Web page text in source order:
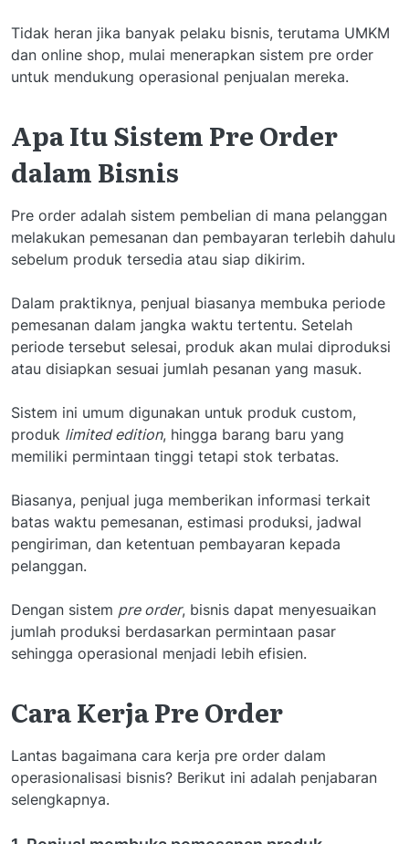
Tidak heran jika banyak pelaku bisnis, terutama UMKM
dan online shop, mulai menerapkan sistem pre order
untuk mendukung operasional penjualan mereka.
Apa Itu Sistem Pre Order
dalam Bisnis
Pre order adalah sistem pembelian di mana pelanggan
melakukan pemesanan dan pembayaran terlebih dahulu
sebelum produk tersedia atau siap dikirim.
Dalam praktiknya, penjual biasanya membuka periode
pemesanan dalam jangka waktu tertentu. Setelah
periode tersebut selesai, produk akan mulai diproduksi
atau disiapkan sesuai jumlah pesanan yang masuk.
Sistem ini umum digunakan untuk produk custom,
produk limited edition, hingga barang baru yang
memiliki permintaan tinggi tetapi stok terbatas.
Biasanya, penjual juga memberikan informasi terkait
batas waktu pemesanan, estimasi produksi, jadwal
pengiriman, dan ketentuan pembayaran kepada
pelanggan.
Dengan sistem pre order, bisnis dapat menyesuaikan
jumlah produksi berdasarkan permintaan pasar
sehingga operasional menjadi lebih efisien.
Cara Kerja Pre Order
Lantas bagaimana cara kerja pre order dalam
operasionalisasi bisnis? Berikut ini adalah penjabaran
selengkapnya.